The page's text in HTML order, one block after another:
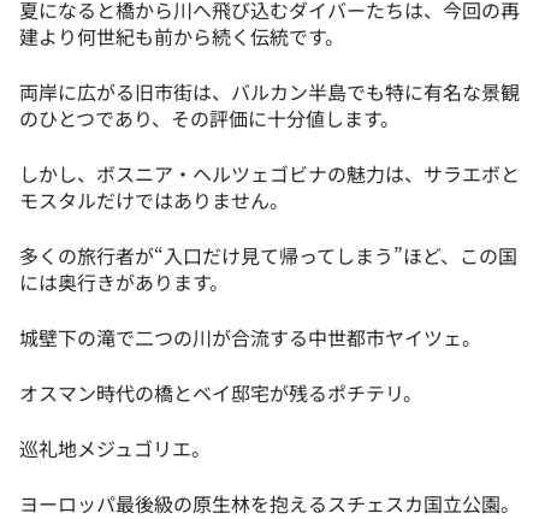
夏になると橋から川へ飛び込むダイバーたちは、今回の再
建より何世紀も前から続く伝統です。
両岸に広がる旧市街は、バルカン半島でも特に有名な景観
のひとつであり、その評価に十分値します。
しかし、ボスニア・ヘルツェゴビナの魅力は、サラエボと
モスタルだけではありません。
多くの旅行者が“入口だけ見て帰ってしまう”ほど、この国
には奥行きがあります。
城壁下の滝で二つの川が合流する中世都市ヤイツェ。
オスマン時代の橋とベイ邸宅が残るポチテリ。
巡礼地メジュゴリエ。
ヨーロッパ最後級の原生林を抱えるスチェスカ国立公園。